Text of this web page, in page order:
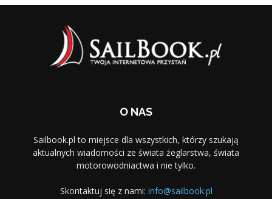
O NAS
Sailbook.pl to miejsce dla wszystkich, którzy szukają
aktualnych wiadomości ze świata żeglarstwa, świata
motorowodniactwa i nie tylko.
Skontaktuj się z nami: info@sailbook.pl